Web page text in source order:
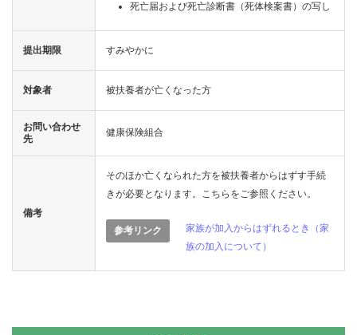
よ
る
死亡届および死亡診断書（死体検案書）の写し
提出期限 すみやかに
対象者 被扶養者が亡くなった方
お問い合わせ
先
健康保険組合
備考
そのほか亡くなられた方を被扶養者からはずす手続
きが必要となります。こちらをご参照ください。
参考リンク
家族が加入からはずれるとき（家
族の加入について）